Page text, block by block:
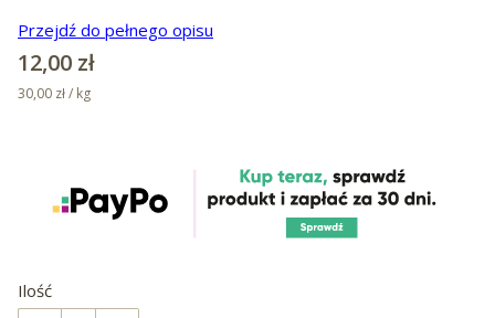
Przejdź do pełnego opisu
Cena
12,00 zł
30,00 zł / kg
Ilość